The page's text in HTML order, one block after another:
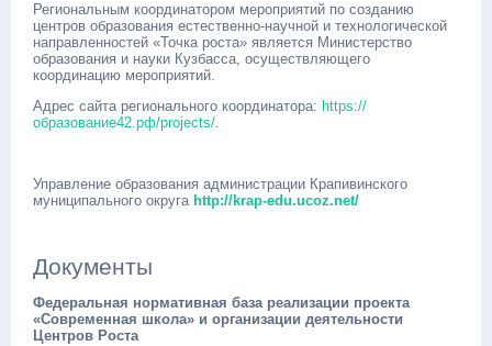
Региональным координатором мероприятий по созданию
центров образования естественно-научной и технологической
направленностей «Точка роста» является Министерство
образования и науки Кузбасса, осуществляющего
координацию мероприятий.
Адрес сайта регионального координатора: https://
образование42.рф/projects/.
Управление образования администрации Крапивинского
муниципального округа http://krap-edu.ucoz.net/
Документы
Федеральная нормативная база реализации проекта
«Современная школа» и организации деятельности
Центров Роста